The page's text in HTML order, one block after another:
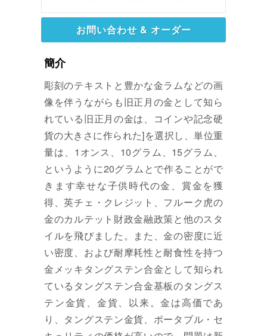
お問い合わせ & オーダー
簡介
彫刻のテキストと豊かな金ラムなどの画
像を伴うながらも旧正月の金として知ら
れている旧正月の金は、コインや記念硬
貨の大きさに作られた]を選択し、単位重
量は、1オンス、10グラム、15グラム、
というように20グラムとで作ることがで
きます幸せな子供時代の金、賞金を獲
得、英チェ・クレジット、フルーク虎の
金のカルテット財政金融政策と他のスタ
イルを飛びました。また、金の密度に近
い密度、および耐摩耗性と耐食性を持つ
金メッキタングステン合金として知られ
ているタングステン合金基板のタングス
テン金貨、金貨、以来。金は高価であ
り、タングステン金貨、ポータブル・セ